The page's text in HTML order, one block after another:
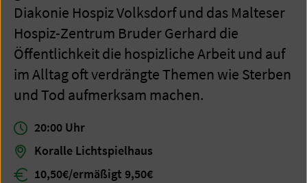
Diakonie Hospiz Volksdorf und das Malteser
Hospiz-Zentrum Bruder Gerhard die
Öffentlichkeit die hospizliche Arbeit und auf
im Alltag oft verdrängte Themen wie Sterben
und Tod aufmerksam machen.
20:00 Uhr
Koralle Lichtspielhaus
10,50€/ermäßigt 9,50€